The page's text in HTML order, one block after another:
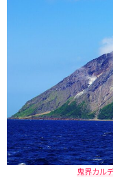
鬼界カル